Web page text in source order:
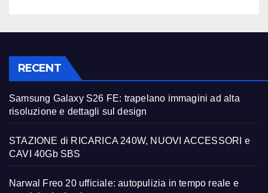
RECENT
Samsung Galaxy S26 FE: trapelano immagini ad alta
risoluzione e dettagli sul design
STAZIONE di RICARICA 240W, NUOVI ACCESSORI e
CAVI 40Gb SBS
Narwal Freo 20 ufficiale: autopulizia in tempo reale e